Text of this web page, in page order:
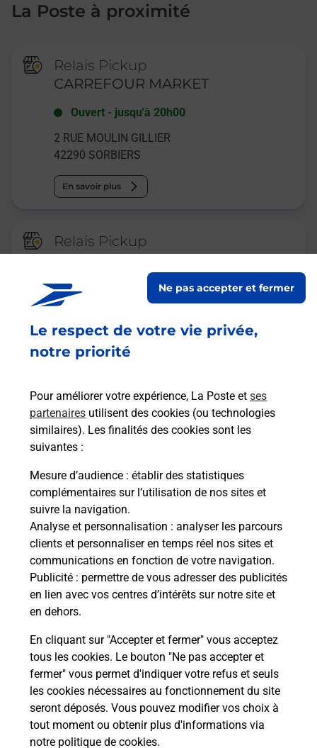
Le respect de votre vie privée,
notre priorité
Pour améliorer votre expérience, La Poste et ses
partenaires utilisent des cookies (ou technologies
similaires). Les finalités des cookies sont les
suivantes :
Mesure d’audience : établir des statistiques
complémentaires sur l’utilisation de nos sites et
suivre la navigation.
Analyse et personnalisation : analyser les parcours
clients et personnaliser en temps réel nos sites et
communications en fonction de votre navigation.
Publicité : permettre de vous adresser des publicités
en lien avec vos centres d’intérêts sur notre site et
en dehors.
En cliquant sur "Accepter et fermer" vous acceptez
tous les cookies. Le bouton "Ne pas accepter et
fermer" vous permet d'indiquer votre refus et seuls
les cookies nécessaires au fonctionnement du site
seront déposés. Vous pouvez modifier vos choix à
tout moment ou obtenir plus d'informations via
notre politique de cookies.
Ne pas accepter et fermer
La Poste à proximité
Relais Pickup
CARREFOUR MARKET
Ouvert - jusqu'à 20h00
2 RUE MOULIN GILLIER
42290 SORBIERS
En savoir plus
Relais Pickup
CONSIGNE PICKUP CENTRAKOR
jusqu'à 23h59
3 RUE DU MOULIN GILLIER
42290 SORBIERS
Malin !
La Poste
en ligne
Ouvert 24h/24
En savoir plus
CONSIGNE CRF MKT SORBIERS